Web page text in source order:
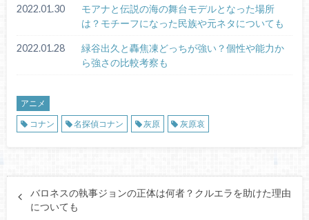
2022.01.30
モアナと伝説の海の舞台モデルとなった場所
は？モチーフになった民族や元ネタについても
2022.01.28
緑谷出久と轟焦凍どっちが強い？個性や能力か
ら強さの比較考察も
アニメ
コナン
名探偵コナン 灰原 灰原哀
バロネスの執事ジョンの正体は何者？クルエラを助けた理由
についても